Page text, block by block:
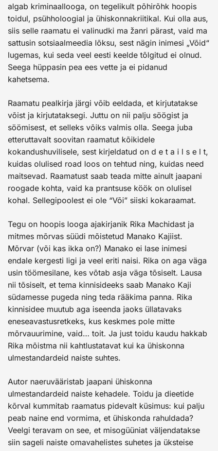
algab kriminaallooga, on tegelikult põhirõhk hoopis
toidul, psühholoogial ja ühiskonnakriitikal. Kui olla aus,
siis selle raamatu ei valinudki ma žanri pärast, vaid ma
sattusin sotsiaalmeedia lõksu, sest nägin inimesi „Võid“
lugemas, kui seda veel eesti keelde tõlgitud ei olnud.
Seega hüppasin pea ees vette ja ei pidanud
kahetsema.
Raamatu pealkirja järgi võib eeldada, et kirjutatakse
võist ja kirjutataksegi. Juttu on nii palju söögist ja
söömisest, et selleks võiks valmis olla. Seega juba
etteruttavalt soovitan raamatut kõikidele
kokandushuvilisele, sest kirjeldatud on d e t a i l s e l t,
kuidas olulised road loos on tehtud ning, kuidas need
maitsevad. Raamatust saab teada mitte ainult jaapani
roogade kohta, vaid ka prantsuse köök on olulisel
kohal. Sellegipoolest ei ole “Või” siiski kokaraamat.
Tegu on hoopis looga ajakirjanik Rika Machidast ja
mitmes mõrvas süüdi mõistetud Manako Kajiist.
Mõrvar (või kas ikka on?) Manako ei lase inimesi
endale kergesti ligi ja veel eriti naisi. Rika on aga väga
usin töömesilane, kes võtab asja väga tõsiselt. Lausa
nii tõsiselt, et tema kinnisideeks saab Manako Kaji
südamesse pugeda ning teda rääkima panna. Rika
kinnisidee muutub aga iseenda jaoks üllatavaks
eneseavastusretkeks, kus keskmes pole mitte
mõrvauurimine, vaid… toit. Ja just toidu kaudu hakkab
Rika mõistma nii kahtlustatavat kui ka ühiskonna
ulmestandardeid naiste suhtes.
Autor naeruvääristab jaapani ühiskonna
ulmestandardeid naiste kehadele. Toidu ja dieetide
kõrval kummitab raamatus pidevalt küsimus: kui palju
peab naine end vormima, et ühiskonda rahuldada?
Veelgi teravam on see, et misogüüniat väljendatakse
siin sageli naiste omavahelistes suhetes ja üksteise